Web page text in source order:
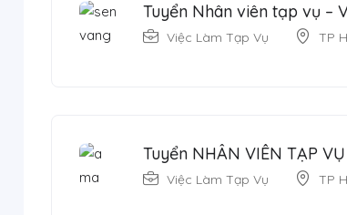
Tuyển Nhân viên tạp vụ –
Việc Làm Tạp Vụ TP
Tuyển NHÂN VIÊN TẠP
Việc Làm Tạp Vụ TP